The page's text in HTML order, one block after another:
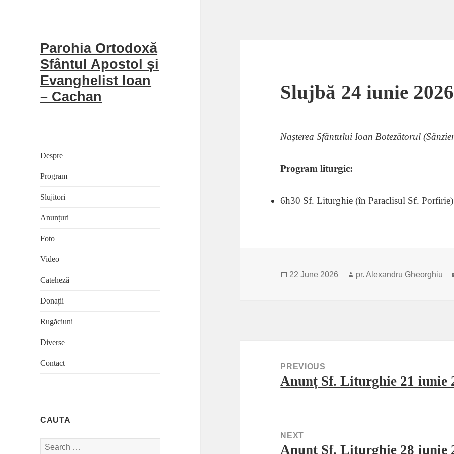
Parohia Ortodoxă
Sfântul Apostol și
Evanghelist Ioan
– Cachan
Despre
Program
Slujitori
Anunțuri
Foto
Video
Cateheză
Donații
Rugăciuni
Diverse
Contact
CAUTA
Search
Slujbă 24 iunie 2026
Nașterea Sfântului Ioan Botezătorul
Program liturgic:
6h30 Sf. Liturghie (în Paraclisul Sf. Porfirie)
Posted
22 June 2026 Author
pr. Alexandru Gheorghiu
navigationPREVIOUS
Previous
Anunț Sf. Liturghie 21 iunie
NEXT
Next
Anunț Sf. Liturghie 28 iunie